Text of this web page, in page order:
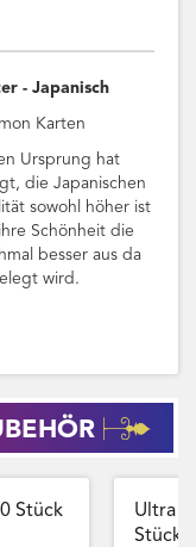
- Japanisch
Karten
Ursprung hat
die Japanischen
sowohl höher ist
Schönheit die
besser aus da
wird.
Stück
Ultra
Stück